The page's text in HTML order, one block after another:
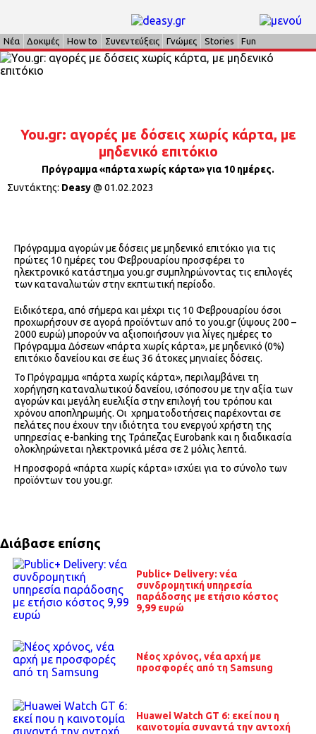
Νέα Δοκιμές How to Συνεντεύξεις Γνώμες Stories Fun
You.gr: αγορές με δόσεις χωρίς κάρτα, με
μηδενικό επιτόκιο
Πρόγραμμα «πάρτα χωρίς κάρτα» για 10 ημέρες.
Συντάκτης: Deasy@ 01.02.2023
Πρόγραμμα αγορών με δόσεις με μηδενικό επιτόκιο για τις
πρώτες 10 ημέρες του Φεβρουαρίου προσφέρει το
ηλεκτρονικό κατάστημα you.gr συμπληρώνοντας τις επιλογές
των καταναλωτών στην εκπτωτική περίοδο.
Ειδικότερα, από σήμερα και μέχρι τις 10 Φεβρουαρίου όσοι
προχωρήσουν σε αγορά προϊόντων από το you.gr (ύψους 200 –
2000 ευρώ) μπορούν να αξιοποιήσουν για λίγες ημέρες το
Πρόγραμμα Δόσεων «πάρτα χωρίς κάρτα», με μηδενικό (0%)
επιτόκιο δανείου και σε έως 36 άτοκες μηνιαίες δόσεις.
Το Πρόγραμμα «πάρτα χωρίς κάρτα», περιλαμβάνει τη
χορήγηση καταναλωτικού δανείου, ισόποσου με την αξία των
αγορών και μεγάλη ευελιξία στην επιλογή του τρόπου και
χρόνου αποπληρωμής. Οι χρηματοδοτήσεις παρέχονται σε
πελάτες που έχουν την ιδιότητα του ενεργού χρήστη της
υπηρεσίας e-banking της Τράπεζας Eurobank και η διαδικασία
ολοκληρώνεται ηλεκτρονικά μέσα σε 2 μόλις λεπτά.
Η προσφορά «πάρτα χωρίς κάρτα» ισχύει για το σύνολο των
προϊόντων του you.gr.
Διάβασε επίσης
Public+ Delivery: νέα
συνδρομητική υπηρεσία
παράδοσης με ετήσιο κόστος
9,99 ευρώ
Νέος χρόνος, νέα αρχή με
προσφορές από τη Samsung
Huawei Watch GT 6: εκεί που η
καινοτομία συναντά την αντοχή